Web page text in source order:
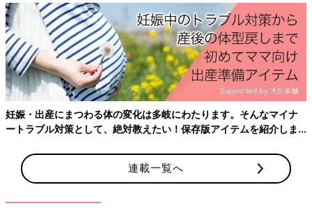
前の話
「三男を出産してか
ら家庭内の空気が悪
い」細木かおりさん
の人生相談第60回
一覧
次の話
「また離婚したら…彼
と再婚するか迷ってい
ます」細木かおりさん
の人生相談第62回
妊娠・出産にまつわる体の変化は多岐にわたります。そんなマイナ
ートラブル対策として、絶対教えたい！保存版アイテムを紹介しま
連載一覧へ